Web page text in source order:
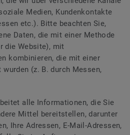
Medien, Kundenkontakte
etc.). Bitte beachten Sie,
Daten, die mit einer Methode
die Website), mit
kombinieren, die mit einer
(z. B. durch Messen,
alle Informationen, die Sie
Mittel bereitstellen, darunter
Ihre Adressen, E-Mail-Adressen,